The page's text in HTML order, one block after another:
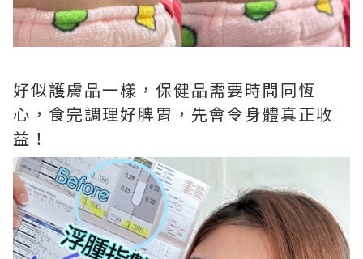
好似護膚品一樣，保健品需要時間同恆
心，食完調理好脾胃，先會令身體真正收
益！